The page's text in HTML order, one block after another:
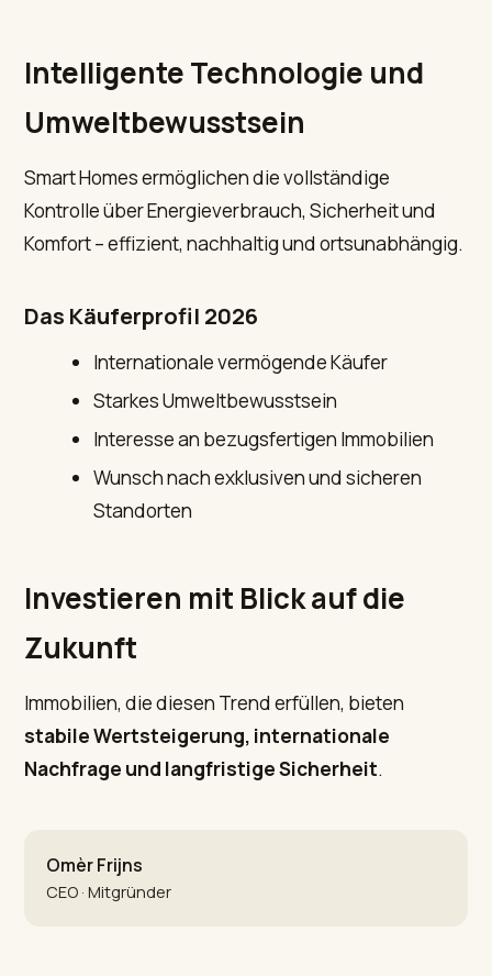
Intelligente Technologie und
Umweltbewusstsein
Smart Homes ermöglichen die vollständige
Kontrolle über Energieverbrauch, Sicherheit und
Komfort – effizient, nachhaltig und ortsunabhängig.
Das Käuferprofil 2026
Internationale vermögende Käufer
Starkes Umweltbewusstsein
Interesse an bezugsfertigen Immobilien
Wunsch nach exklusiven und sicheren
Standorten
Investieren mit Blick auf die
Zukunft
Immobilien, die diesen Trend erfüllen, bieten
stabile Wertsteigerung, internationale
Nachfrage und langfristige Sicherheit.
Omèr Frijns
CEO · Mitgründer